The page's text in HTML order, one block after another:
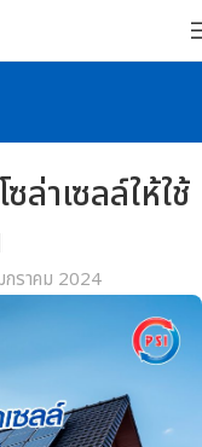
าเซลล์ให้ใช้
ราคม 2024